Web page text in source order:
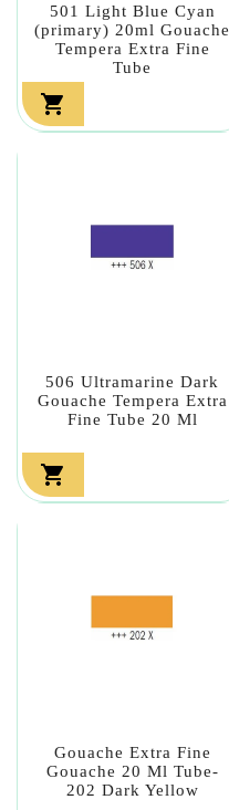
501 Light Blue Cyan
(primary) 20ml Gouache
Tempera Extra Fine
Tube

506 Ultramarine Dark
Gouache Tempera Extra
Fine Tube 20 Ml

Gouache Extra Fine
Gouache 20 Ml Tube-
202 Dark Yellow